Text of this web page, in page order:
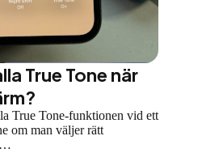
True Tone när
True Tone-funktionen vid ett
om man väljer rätt